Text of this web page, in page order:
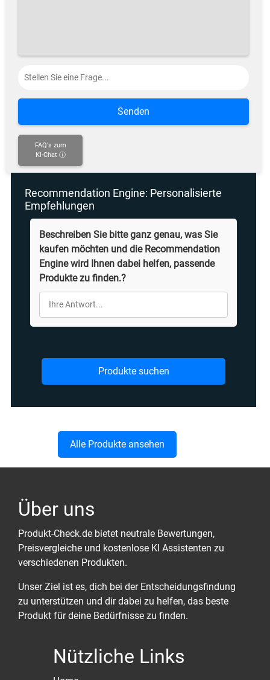
Senden
FAQ's zum
KI-Chat ⓘ
Recommendation Engine: Personalisierte
Empfehlungen
Beschreiben Sie bitte ganz genau, was Sie
kaufen möchten und die Recommendation
Engine wird Ihnen dabei helfen, passende
Produkte zu finden.?
Produkte suchen
Alle Produkte ansehen
Über uns
Produkt-Check.de bietet neutrale Bewertungen,
Preisvergleiche und kostenlose KI Assistenten zu
verschiedenen Produkten.
Unser Ziel ist es, dich bei der Entscheidungsfindung
zu unterstützen und dir dabei zu helfen, das beste
Produkt für deine Bedürfnisse zu finden.
Nützliche Links